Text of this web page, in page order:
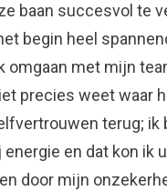
baan succesvol te
begin heel
omgaan met mijn
precies weet waar
terug; ik
energie en dat kon ik
door mijn